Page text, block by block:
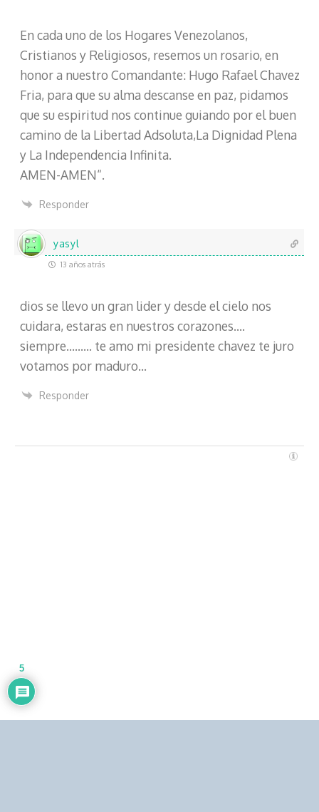
En cada uno de los Hogares Venezolanos,
Cristianos y Religiosos, resemos un rosario, en
honor a nuestro Comandante: Hugo Rafael Chavez
Fria, para que su alma descanse en paz, pidamos
que su espiritud nos continue guiando por el buen
camino de la Libertad Adsoluta,La Dignidad Plena
y La Independencia Infinita.
AMEN-AMEN“.
Responder
yasyl
13 años atrás
dios se llevo un gran lider y desde el cielo nos
cuidara, estaras en nuestros corazones….
siempre……… te amo mi presidente chavez te juro
votamos por maduro…
Responder
5